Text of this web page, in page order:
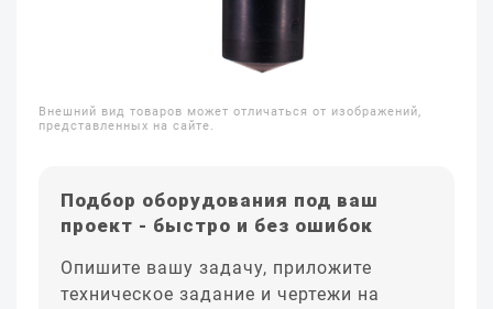
Внешний вид товаров может отличаться от изображений,
представленных на сайте.
Подбор оборудования под ваш
проект - быстро и без ошибок
Опишите вашу задачу, приложите
техническое задание и чертежи на